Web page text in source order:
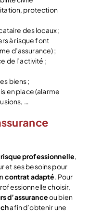
protection
des locaux ;
à risque font
d’assurance) ;
de l’activité ;
biens ;
en place (alarme
…
professionnelle,
et ses besoins pour
contrat adapté. Pour
choisir,
d’assuranceou bien
afin d’obtenir une